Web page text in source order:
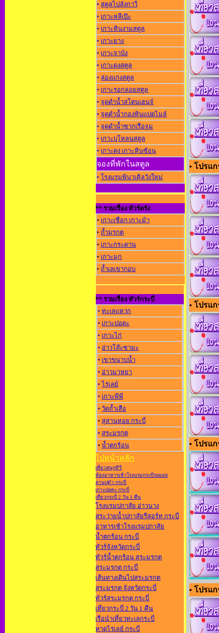
• สตูลไปลังกาวี
• เกาะหลีเป๊ะ
• เกาะหินงามสตูล
• เกาะยาง
• เกาะจาบัง
• เกาะดงสตูล
• ล่องแก่งสตูล
• เกาะรอกลอยสตูล
• จุดดำน้ำสโตนเฮนจ์
• จุดดำน้ำกองหินแปดไมล์
• จุดดำน้ำซากเรือจม
• เกาะบุโหลนสตูล
• เกาะดง เกาะหินซ้อน
จองที่พักในสตูล
• โรงแรมพินาเคิลวังใหม่
** รวมเรื่อง ทัวร์ตรัง
• เกาะเชือก เกาะม้า
• ถ้ำมรกต
• เกาะกระดาน
• เกาะมุก
• ถ้ำเลเขากอบ
** รวมเรื่อง ทัวร์กระบี่
• ทะเลแหวก
• เกาะปอดะ
• เกาะไก่
• อ่าวโล๊ะซามะ
• เขาขนาบน้ำ
• อ่าวมาหยา
• ไร่เลย์
• เกาะพีพี
• วัดถ้ำเสือ
• สุสานหอย กระบี่
• สระมรกต
• น้ำตกร้อน
ไปหน้าหลัก
เที่ยวสนุกทีวี
ห้องอาหารเช้าโรงแรมกระบี่รอยอล
ลานปูดำ กระบี่
เกาะปอดะ กระบี่
เที่ยวกระบี่ 2 วัน 1 คืน
โรงแรมปกาสัย อ่าวนาง
สระว่ายน้ำปกาสัยรีสอร์ท กระบี่
อาหารเช้าโรงแรมปกาสัย
น้ำตกร้อน กระบี่
ทัวร์จังหวัดกระบี่
ทัวร์น้ำตกร้อน สระมรกต
สระมรกต กระบี่
เส้นทางเดินไปสระมรกต
สระมรกต จังหวัดกระบี่
ทัวร์สระมรกต กระบี่
เที่ยวกระบี่ 2 วัน 1 คืน
เรือนำเที่ยวทะเลกระบี่
หาดไร่เลย์ กระบี่
• โปรแ
• โปรแ
• โปรแ
• โปรแ